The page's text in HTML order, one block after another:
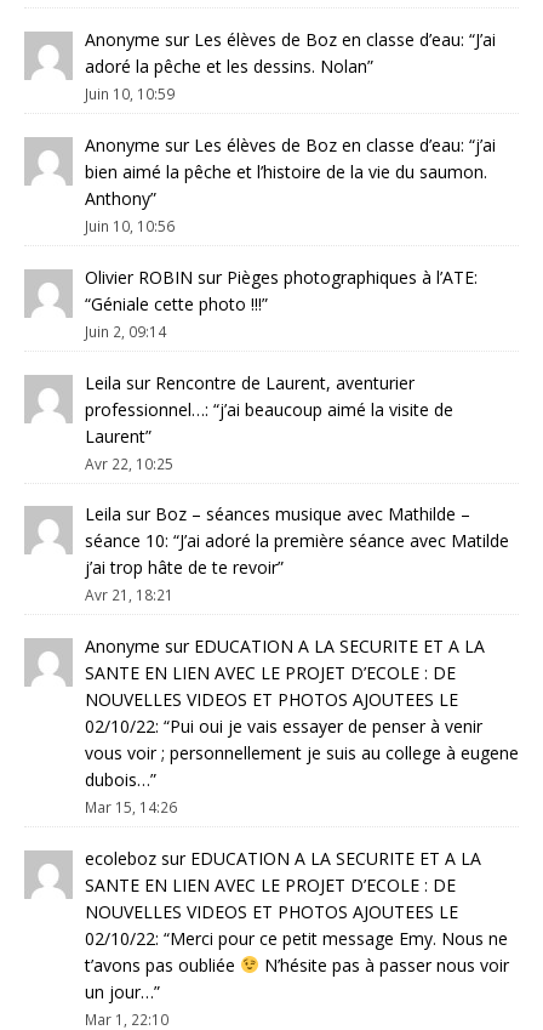
Anonyme sur Les élèves de Boz en classe d’eau: “J’ai
adoré la pêche et les dessins. Nolan”
Juin 10, 10:59
Anonyme sur Les élèves de Boz en classe d’eau: “j’ai
bien aimé la pêche et l’histoire de la vie du saumon.
Anthony”
Juin 10, 10:56
Olivier ROBIN sur Pièges photographiques à l’ATE:
“Géniale cette photo !!!”
Juin 2, 09:14
Leila sur Rencontre de Laurent, aventurier
professionnel…: “j’ai beaucoup aimé la visite de
Laurent”
Avr 22, 10:25
Leila sur Boz – séances musique avec Mathilde –
séance 10: “J’ai adoré la première séance avec Matilde
j’ai trop hâte de te revoir”
Avr 21, 18:21
Anonyme sur EDUCATION A LA SECURITE ET A LA
SANTE EN LIEN AVEC LE PROJET D’ECOLE : DE
NOUVELLES VIDEOS ET PHOTOS AJOUTEES LE
02/10/22: “Pui oui je vais essayer de penser à venir
vous voir ; personnellement je suis au college à eugene
dubois…”
Mar 15, 14:26
ecoleboz sur EDUCATION A LA SECURITE ET A LA
SANTE EN LIEN AVEC LE PROJET D’ECOLE : DE
NOUVELLES VIDEOS ET PHOTOS AJOUTEES LE
02/10/22: “Merci pour ce petit message Emy. Nous ne
t’avons pas oubliée
N’hésite pas à passer nous voir
un jour…”
Mar 1, 22:10